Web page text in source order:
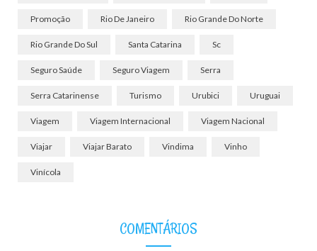
Promoção Rio De Janeiro Rio Grande Do Norte
Rio Grande Do Sul Santa Catarina Sc
Seguro Saúde Seguro Viagem Serra
Serra Catarinense Turismo Urubici Uruguai
Viagem Viagem Internacional Viagem Nacional
Viajar Viajar Barato Vindima Vinho
Vinícola
COMENTÁRIOS